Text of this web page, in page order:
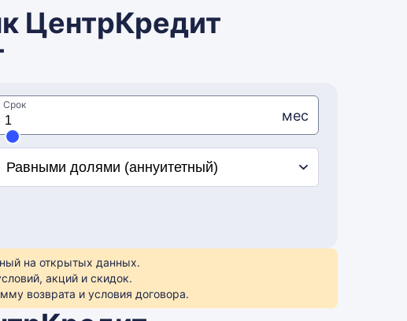
ЦентрКредит
Срок
мес
на открытых данных.
акций и скидок.
возврата и условия договора.